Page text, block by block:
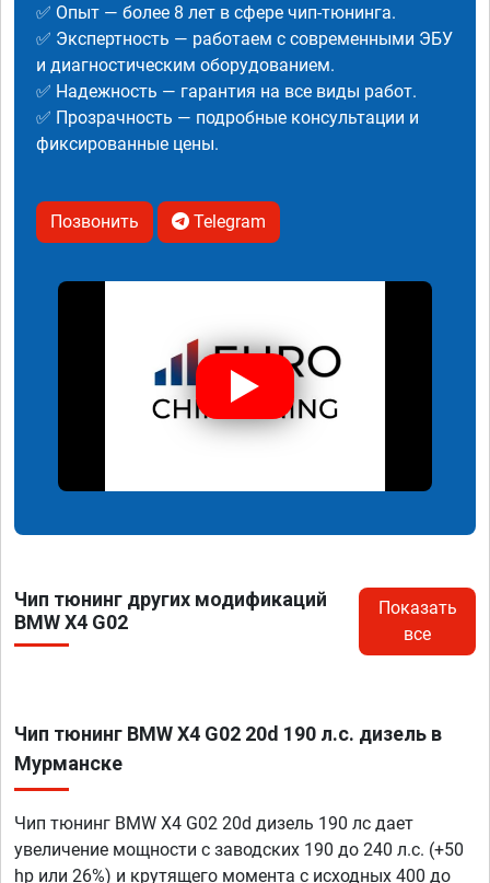
✅ Опыт — более 8 лет в сфере чип-тюнинга.
✅ Экспертность — работаем с современными ЭБУ
и диагностическим оборудованием.
✅ Надежность — гарантия на все виды работ.
✅ Прозрачность — подробные консультации и
фиксированные цены.
Позвонить Telegram
Чип тюнинг других модификаций
BMW X4 G02
Показать
все
Чип тюнинг BMW X4 G02 20d 190 л.с. дизель в
Мурманске
Чип тюнинг BMW X4 G02 20d дизель 190 лс дает
увеличение мощности с заводских 190 до 240 л.с. (+50
hp или 26%) и крутящего момента с исходных 400 до